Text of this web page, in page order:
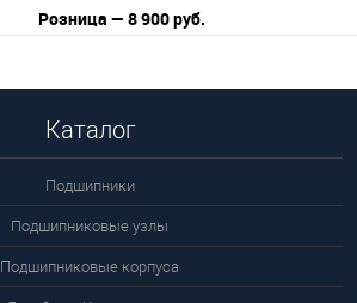
Розница — 8 900 руб.
Каталог
Подшипники
Подшипниковые узлы
Подшипниковые корпуса